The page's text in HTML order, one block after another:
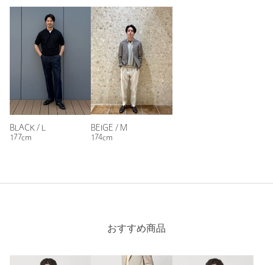
普段の着用サイズ：L
参考になった
ニックネーム： コニコニ
投稿日： 2026年6月30日
購入サイズ：S
｜
購入カラー：BLACK
身長：163cm
BLACK / L
177cm
BEIGE / M
174cm
おすすめ商品